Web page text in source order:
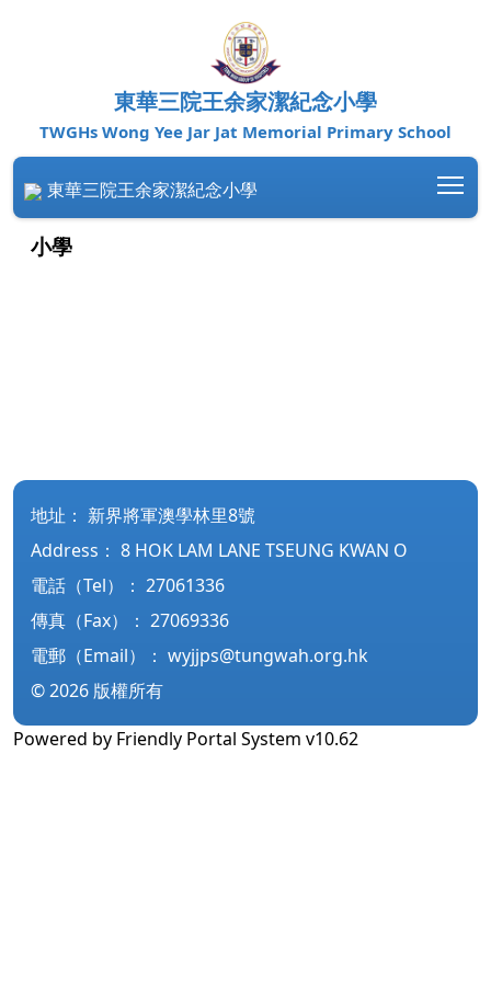
東華三院王余家潔紀念小學
TWGHs Wong Yee Jar Jat Memorial Primary School
東華三院王余家潔紀念小學
小學
地址：
新界將軍澳學林里8號
Address：
8 HOK LAM LANE TSEUNG KWAN O
電話（Tel）： 27061336
傳真（Fax）： 27069336
電郵（Email）：
wyjjps@tungwah.org.hk
© 2026 版權所有
Powered by Friendly Portal Systemv10.62